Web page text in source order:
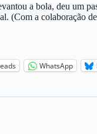
a bola, deu um
(Com a colaboração
WhatsApp